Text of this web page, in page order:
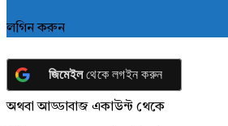
লগিন করুন
জিমেইলথেকে লগইন করুন
অথবা আড্ডাবাজ একাউন্ট থেকে